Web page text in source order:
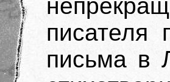
писателя
письма в